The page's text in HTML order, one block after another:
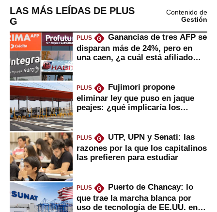
LAS MÁS LEÍDAS DE PLUS
G
Contenido de
Gestión
PLUS G
Ganancias de tres AFP se
disparan más de 24%, pero en
una caen, ¿a cuál está afiliado
PLUS G
Fujimori propone
eliminar ley que puso en jaque
peajes: ¿qué implicaría los
PLUS G
UTP, UPN y Senati: las
razones por la que los capitalinos
las prefieren para estudiar
PLUS G
Puerto de Chancay: lo
que trae la marcha blanca por
uso de tecnología de EE.UU. en